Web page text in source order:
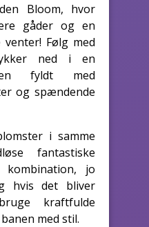
Bloom, hvor
gåder og en
Følg med
ned i en
fyldt med
og spændende
i samme
fantastiske
jo
hvis det bliver
kraftfulde
med stil.